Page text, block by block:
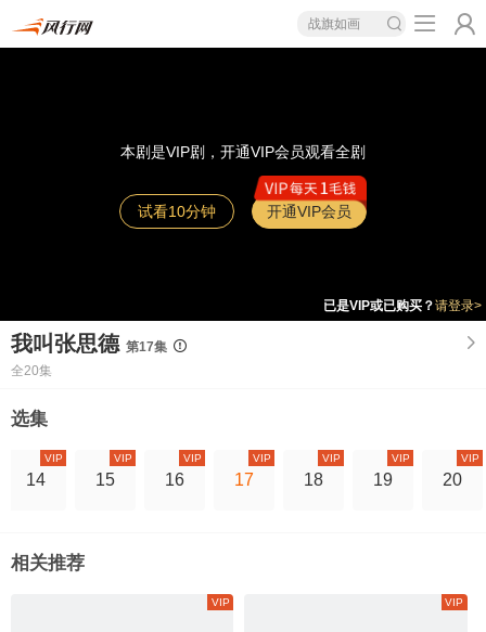
战旗如画
本剧是VIP剧，开通VIP会员观看全剧
试看10分钟 开通VIP会员
已是VIP或已购买？请登录>
我叫张思德 第17集
全20集
选集
14
VIP
15
VIP
16
VIP
17
VIP
18
VIP
19
VIP
20
VIP
相关推荐